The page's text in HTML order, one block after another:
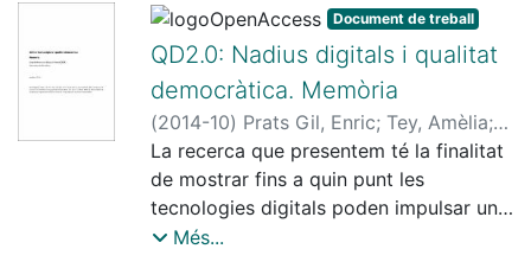
specifically regarding
collaborative procedures and
opportunities. Moreover, the Europe
2020 strategy acknowledges that a
fundamental transformation of
education and training is needed to
address the new skills and
competences required if Europe is to
remain competitive (ET
Document de treball
QD2.0: Nadius digitals i qualitat
democràtica. Memòria
(2014-10) Prats Gil, Enric; Tey, Amèlia;
Egea Andrés, Àlex;Marín, Anna, 1965-;
Sánchez Martí, Angelina;Pallarés, Anna
La recerca que presentem té la finalitat
de mostrar fins a quin punt les
tecnologies digitals poden impulsar un
nou marc de
Més...